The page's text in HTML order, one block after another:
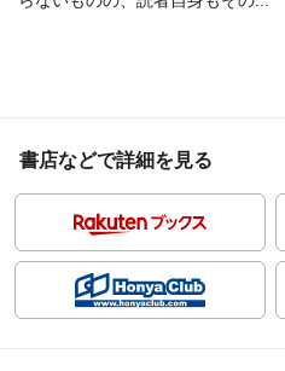
書店などで詳細を見る